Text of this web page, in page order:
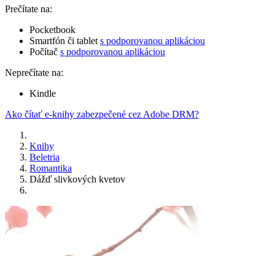
Prečítate na:
Pocketbook
Smartfón či tablet s podporovanou aplikáciou
Počítač s podporovanou aplikáciou
Neprečítate na:
Kindle
Ako čítať e-knihy zabezpečené cez Adobe DRM?
Knihy
Beletria
Romantika
Dážď slivkových kvetov